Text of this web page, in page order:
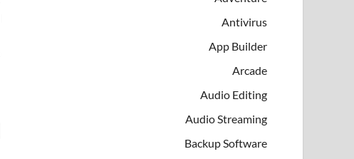
Antivirus
App Builder
Arcade
Audio Editing
Audio Streaming
Backup Software